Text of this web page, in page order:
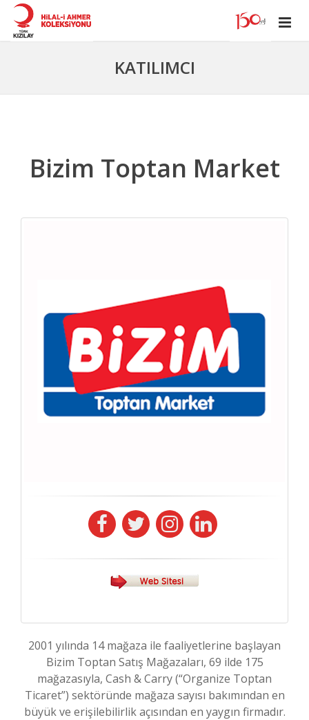
KATILIMCI
Bizim Toptan Market
2001 yılında 14 mağaza ile faaliyetlerine başlayan
Bizim Toptan Satış Mağazaları, 69 ilde 175
mağazasıyla, Cash & Carry (“Organize Toptan
Ticaret”) sektöründe mağaza sayısı bakımından en
büyük ve erişilebilirlik açısından en yaygın firmadır.